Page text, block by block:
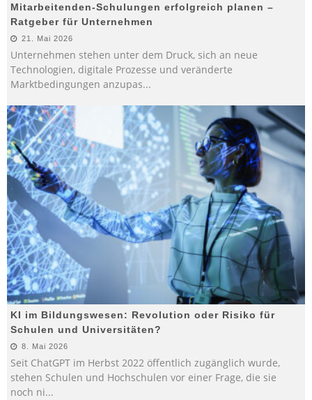
Mitarbeitenden-Schulungen erfolgreich planen –
Ratgeber für Unternehmen
21. Mai 2026
Unternehmen stehen unter dem Druck, sich an neue
Technologien, digitale Prozesse und veränderte
Marktbedingungen anzupas...
KI im Bildungswesen: Revolution oder Risiko für
Schulen und Universitäten?
8. Mai 2026
Seit ChatGPT im Herbst 2022 öffentlich zugänglich wurde,
stehen Schulen und Hochschulen vor einer Frage, die sie
noch ni...